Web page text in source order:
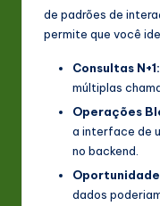
de padrões de
permite que você
Consultas N+1:
múltiplas
Operações
a interface de
no backend.
dados